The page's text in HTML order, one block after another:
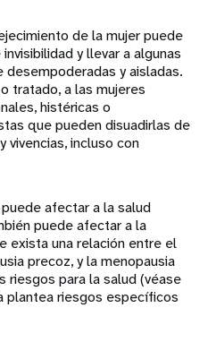
de la mujer puede
y llevar a algunas
y aisladas.
tratado, a las mujeres
histéricas o
que pueden disuadirlas de
vivencias, incluso con
afectar a la salud
puede afectar a la
exista una relación entre el
precoz, y la menopausia
riesgos para la salud (véase
plantea riesgos específicos